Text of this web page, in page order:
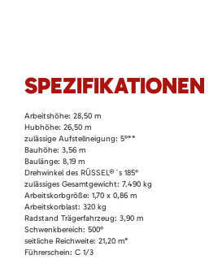
SPEZIFIKATIONEN
Arbeits­höhe: 28,50 m
Hub­höhe: 26,50 m
zulässige Aufstell­neigung: 5°**
Bauhöhe: 3,56 m
Baulänge: 8,19 m
Dreh­winkel des RÜSSEL®´s 185°
zulässiges Gesamt­gewicht: 7.490 kg
Arbeits­korb­größe: 1,70 x 0,86 m
Arbeits­korb­last: 320 kg
Rad­stand Träger­fahr­zeug: 3,90 m
Schwenk­bereich: 500°
seitliche Reich­weite: 21,20 m*
Führer­schein: C 1/3